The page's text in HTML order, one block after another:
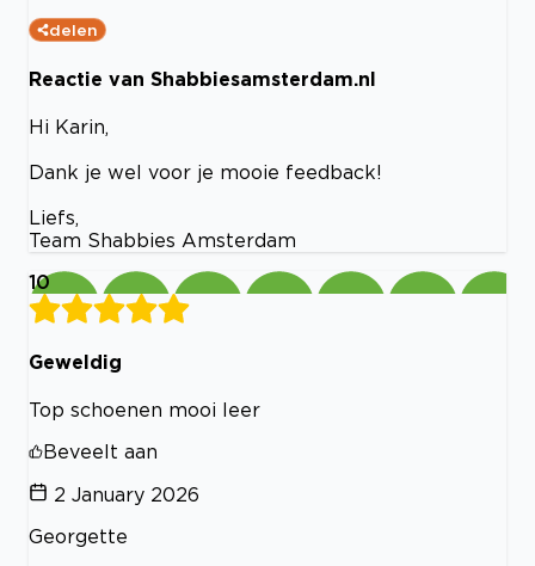
delen
Reactie van Shabbiesamsterdam.nl
Hi Karin,
Dank je wel voor je mooie feedback!
Liefs,
Team Shabbies Amsterdam
10
Geweldig
Top schoenen mooi leer
Beveelt aan
2 January 2026
Georgette